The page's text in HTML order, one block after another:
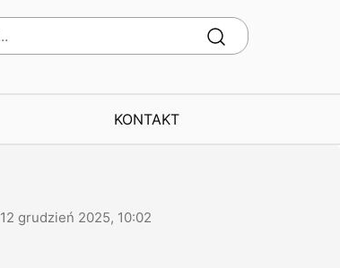
KONTAKT
12 grudzień 2025, 10:02